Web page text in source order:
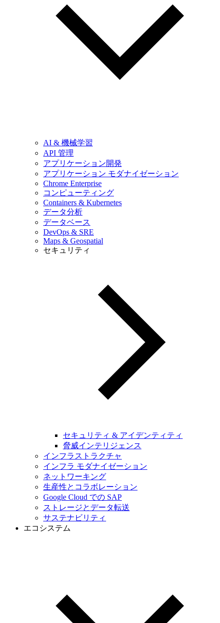
AI & 機械学習
API 管理
アプリケーション開発
アプリケーション モダナイゼーション
Chrome Enterprise
コンピューティング
Containers & Kubernetes
データ分析
データベース
DevOps & SRE
Maps & Geospatial
セキュリティ
セキュリティ & アイデンティティ
脅威インテリジェンス
インフラストラクチャ
インフラ モダナイゼーション
ネットワーキング
生産性とコラボレーション
Google Cloud での SAP
ストレージとデータ転送
サステナビリティ
エコシステム